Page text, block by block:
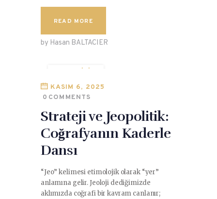
READ MORE
by Hasan BALTACIER
JEOPOLITIK
SIBER GÜVENLIK
STRATEJI
TEKNOLOJI
KASIM 6, 2025
0 COMMENTS
Strateji ve Jeopolitik:
Coğrafyanın Kaderle
Dansı
“Jeo” kelimesi etimolojik olarak “yer”
anlamına gelir. Jeoloji dediğimizde
aklımızda coğrafi bir kavram canlanır;